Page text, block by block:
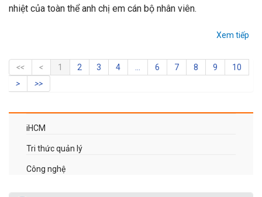
nhiệt của toàn thể anh chị em cán bộ nhân viên.
Xem tiếp
1 2 3 4 ... 6 7 8 9 10
iHCM
Tri thức quản lý
Công nghệ